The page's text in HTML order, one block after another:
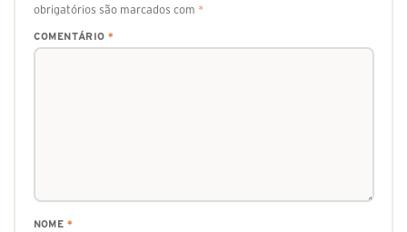
obrigatórios são marcados com *
COMENTÁRIO *
NOME *